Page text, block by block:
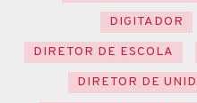
DIGITADOR
DIRETOR DE ESCOLA
DIRETOR DE